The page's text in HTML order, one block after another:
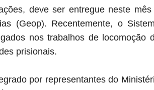
deve ser entregue neste mês
(Geop). Recentemente, o
nos trabalhos de locomoção
prisionais.
por representantes do